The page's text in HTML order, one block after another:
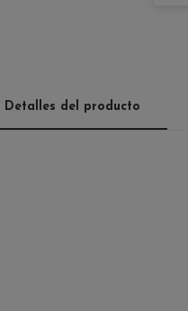
Detalles del producto